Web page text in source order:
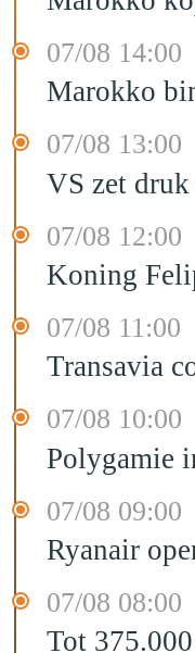
07/08 14:00
Marokko
07/08 13:00
VS zet
07/08 12:00
Koning
07/08 11:00
Transavia
07/08 10:00
Polygamie
07/08 09:00
Ryanair
07/08 08:00
Tot